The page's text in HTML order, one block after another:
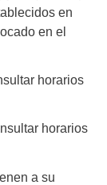
en
en el
horarios
horarios
a su